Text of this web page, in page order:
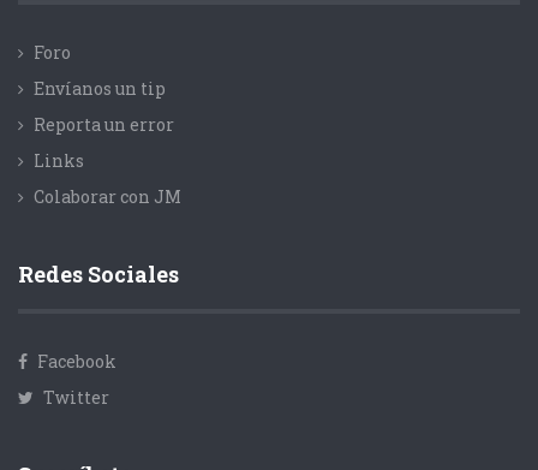
Foro
Envíanos un tip
Reporta un error
Links
Colaborar con JM
Redes Sociales
Facebook
Twitter